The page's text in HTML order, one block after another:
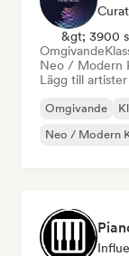
&gt; 3900
Omgivande
Neo / Modern
Lägg till
Omgivande
Neo / Modern